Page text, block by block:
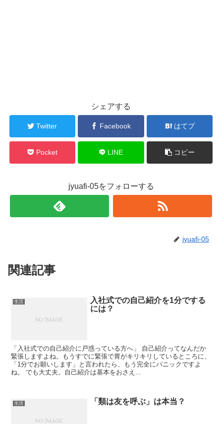
シェアする
Twitter Facebook はてブ
Pocket LINE コピー
jyuafi-05をフォローする
jyuafi-05
関連記事
生活
入社式での自己紹介を1分でする
には？
「入社式での自己紹介に戸惑っている方へ」 自己紹介ってなんだか
緊張しますよね。もうすでに緊張で胃がキリキリしているところに、
「1分でお願いします」と言われたら、もう完全にパニックですよ
ね。 でも大丈夫。自己紹介は基本をおさえ...
生活 「類は友を呼ぶ」は本当？